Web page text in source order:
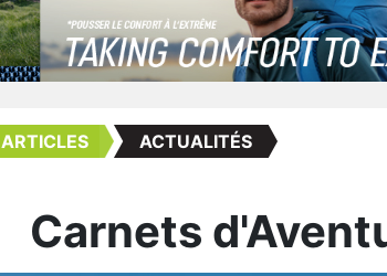
ARTICLES ACTUALITÉS
Carnets